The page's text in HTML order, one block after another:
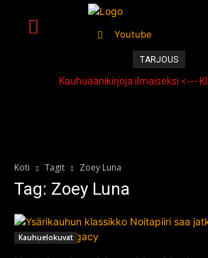
Youtube
TARJOUS
Kauhuäänikirjoja ilmaiseksi <---
Koti Tagit Zoey Luna
Tag: Zoey Luna
Kauhuelokuvat